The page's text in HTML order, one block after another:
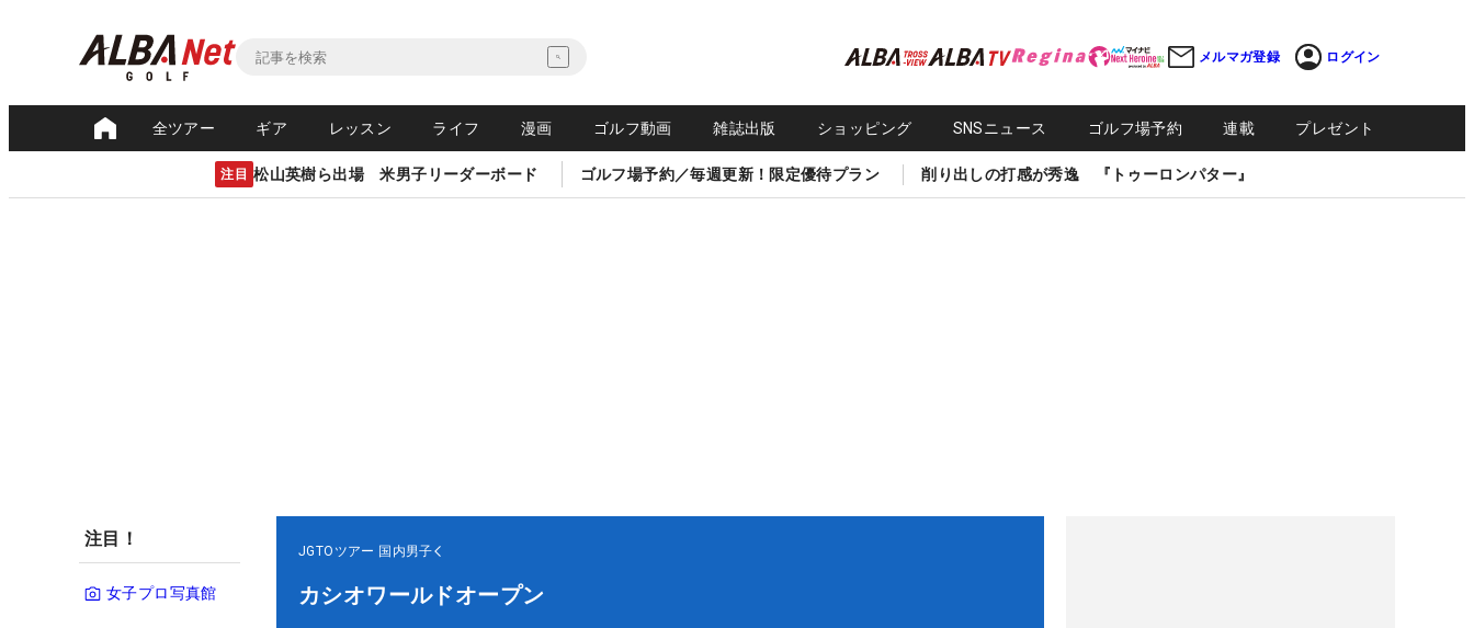
メルマガ登録 ログイン
全ツアー ギア レッスン ライフ 漫画 ゴルフ動画 雑誌出版 ショッピング SNSニュース ゴルフ場予約 連載 プレゼント
注目 松山英樹ら出場 米男子リーダーボード ゴルフ場予約／毎週更新！限定優待プラン 削り出しの打感が秀逸 『トゥーロンパター』
注目！
女子プロ写真館
JGTOツアー 国内男子
カシオワールドオープン